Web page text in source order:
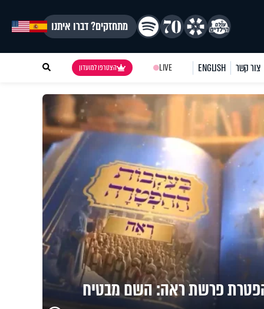
מתחזקים? דברו איתנו
צור קשר ENGLISH
LIVE הצטרפו למועדון
פרשת ראה: השם מבטיח